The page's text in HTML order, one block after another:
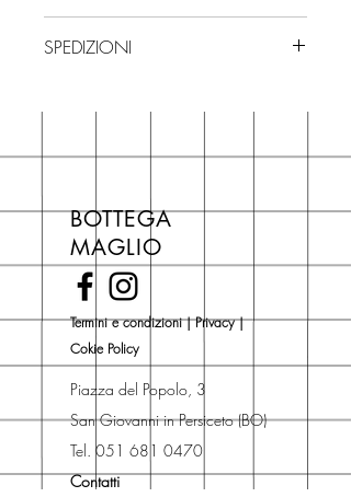
Editore: Newton Compton Editori
Numero pagine: 256
SPEDIZIONI
3/4 giorni, secondo disponibilità
di copertina, escluse le ultime
novità Maglio Editore (vedi etichetta
Novità).
Una volta nel carrello puoi decidere
se acquistare sul sito con
spedizione con corriere o se
risparmiare sulle spese di
spedizione e ritirare il libro presso
Libreria degli Orsi, Piazza del
Popolo 3, 40017
San Giovanni in Persiceto (BO).
BOTTEGA
MAGLIO
Termini e condizioni|Privacy|
Cokie Policy
Piazza del Popolo, 3
San Giovanni in Persiceto (BO)
Tel. 051 681 0470
Contatti